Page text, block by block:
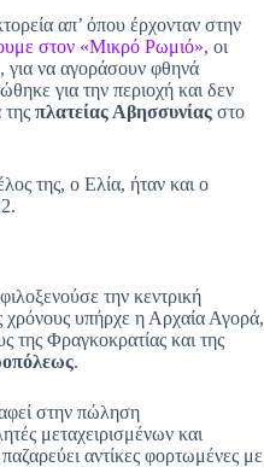
απ’ όπου έρχονταν στην
στον «Μικρό Ρωμιό», οι
για να αγοράσουν φθηνά
για την περιοχή και δεν
της πλατείας Αβησσυνίας στο
της, ο Ελία, ήταν και ο
την κεντρική
χρόνους υπήρχε η Αρχαία Αγορά,
της Φραγκοκρατίας και της
.
στην πώληση
μεταχειρισμένων και
αντίκες φορτωμένες με